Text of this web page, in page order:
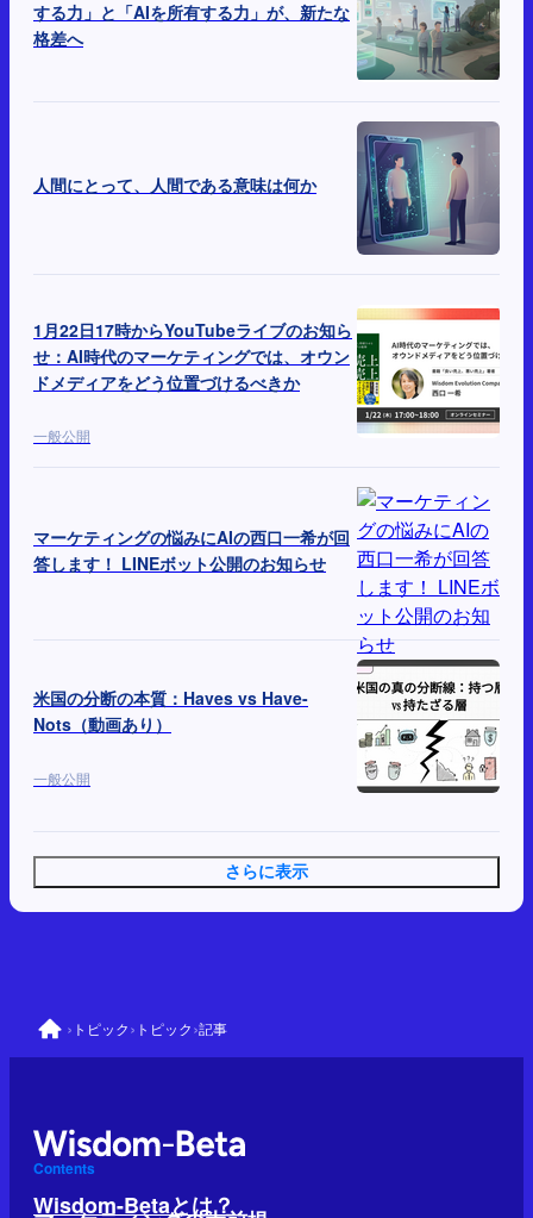
する力」と「AIを所有する力」が、新たな
格差へ
人間にとって、人間である意味は何か
1月22日17時からYouTubeライブのお知ら
せ：AI時代のマーケティングでは、オウン
ドメディアをどう位置づけるべきか
一般公開
マーケティングの悩みにAIの西口一希が回
答します！ LINEボット公開のお知らせ
米国の分断の本質：Haves vs Have-
Nots（動画あり）
一般公開
さらに表示
› トピック› トピック›記事
Contents
Wisdom-Betaとは？